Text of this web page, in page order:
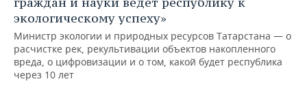
экологическому успеху»
Министр экологии и природных ресурсов Татарстана — о
расчистке рек, рекультивации объектов накопленного
вреда, о цифровизации и о том, какой будет республика
через 10 лет